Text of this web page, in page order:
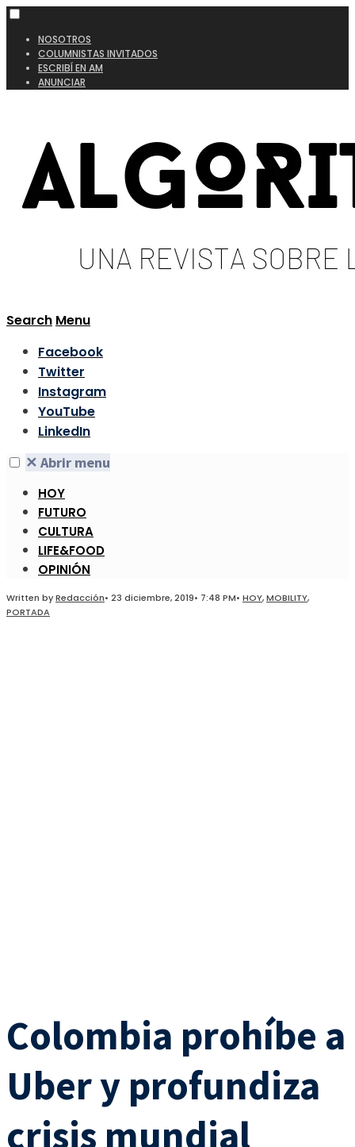
NOSOTROS
COLUMNISTAS INVITADOS
ESCRIBÍ EN AM
ANUNCIAR
Search Menu
Facebook
Twitter
Instagram
YouTube
LinkedIn
✕ Abrir menu
HOY
FUTURO
CULTURA
LIFE&FOOD
OPINIÓN
Written byRedacción• 23 diciembre, 2019• 7:48 PM• HOY,MOBILITY,
PORTADA
Colombia prohíbe a
Uber y profundiza
crisis mundial